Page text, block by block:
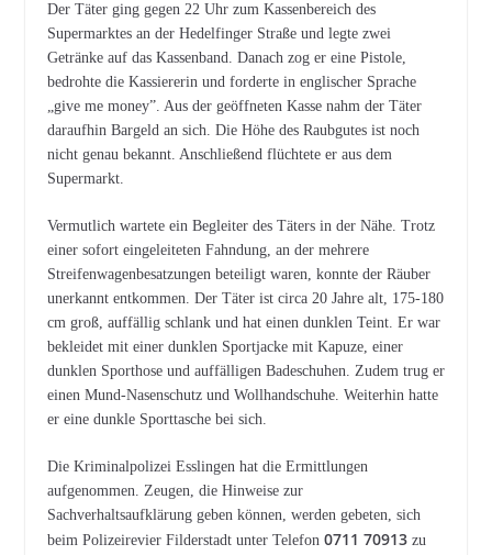
Der Täter ging gegen 22 Uhr zum Kassenbereich des
Supermarktes an der Hedelfinger Straße und legte zwei
Getränke auf das Kassenband. Danach zog er eine Pistole,
bedrohte die Kassiererin und forderte in englischer Sprache
„give me money”. Aus der geöffneten Kasse nahm der Täter
daraufhin Bargeld an sich. Die Höhe des Raubgutes ist noch
nicht genau bekannt. Anschließend flüchtete er aus dem
Supermarkt.
Vermutlich wartete ein Begleiter des Täters in der Nähe. Trotz
einer sofort eingeleiteten Fahndung, an der mehrere
Streifenwagenbesatzungen beteiligt waren, konnte der Räuber
unerkannt entkommen. Der Täter ist circa 20 Jahre alt, 175-180
cm groß, auffällig schlank und hat einen dunklen Teint. Er war
bekleidet mit einer dunklen Sportjacke mit Kapuze, einer
dunklen Sporthose und auffälligen Badeschuhen. Zudem trug er
einen Mund-Nasenschutz und Wollhandschuhe. Weiterhin hatte
er eine dunkle Sporttasche bei sich.
Die Kriminalpolizei Esslingen hat die Ermittlungen
aufgenommen. Zeugen, die Hinweise zur
Sachverhaltsaufklärung geben können, werden gebeten, sich
beim Polizeirevier Filderstadt unter Telefon 0711 70913zu